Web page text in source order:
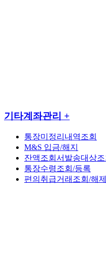
기타계좌관리 +
통장미정리내역조회
M&S 입금/해지
잔액조회서발송대상조
통장수령조회/등록
편의취급거래조회/해제